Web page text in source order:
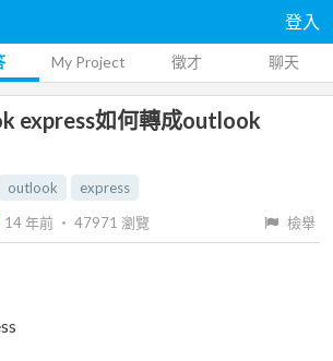
登入
My Project 徵才 聊天
express如何轉成outlook
outlook
express
14 年前 ‧ 47971 瀏覽 檢舉